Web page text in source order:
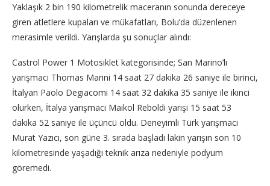
Yaklaşık 2 bin 190 kilometrelik maceranın sonunda dereceye
giren atletlere kupaları ve mükafatları, Bolu’da düzenlenen
merasimle verildi. Yarışlarda şu sonuçlar alındı:
Castrol Power 1 Motosiklet kategorisinde; San Marino’lı
yarışmacı Thomas Marini 14 saat 27 dakika 26 saniye ile birinci,
İtalyan Paolo Degiacomi 14 saat 32 dakika 35 saniye ile ikinci
olurken, İtalya yarışmacı Maikol Reboldi yarışı 15 saat 53
dakika 52 saniye ile üçüncü oldu. Deneyimli Türk yarışmacı
Murat Yazıcı, son güne 3. sırada başladı lakin yarışın son 10
kilometresinde yaşadığı teknik arıza nedeniyle podyum
göremedi.